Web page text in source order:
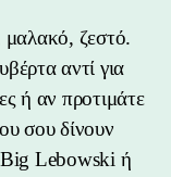
μαλακό, ζεστό.
αντί για
ή αν προτιμάτε
σου δίνουν
Big Lebowski ή